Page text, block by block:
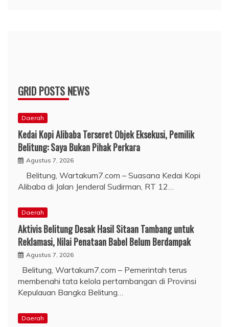
GRID POSTS NEWS
Daerah
Kedai Kopi Alibaba Terseret Objek Eksekusi, Pemilik
Belitung: Saya Bukan Pihak Perkara
Agustus 7, 2026
Belitung, Wartakum7.com – Suasana Kedai Kopi
Alibaba di Jalan Jenderal Sudirman, RT 12…
Daerah
Aktivis Belitung Desak Hasil Sitaan Tambang untuk
Reklamasi, Nilai Penataan Babel Belum Berdampak
Agustus 7, 2026
Belitung, Wartakum7.com – Pemerintah terus
membenahi tata kelola pertambangan di Provinsi
Kepulauan Bangka Belitung…
Daerah